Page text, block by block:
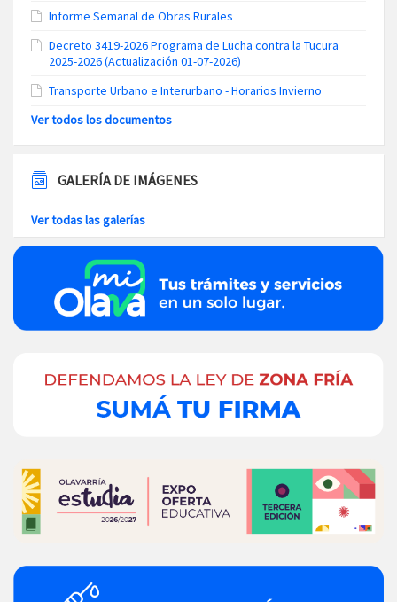
Informe Semanal de Obras Rurales
Decreto 3419-2026 Programa de Lucha contra la Tucura
2025-2026 (Actualización 01-07-2026)
Transporte Urbano e Interurbano - Horarios Invierno
Ver todos los documentos
GALERÍA DE IMÁGENES
Ver todas las galerías